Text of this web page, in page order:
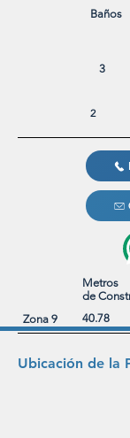
Zona 9
Baños
3
2
Metros
de
40.78
Ubicación de la